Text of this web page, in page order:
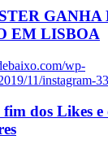
GANHA
EM LISBOA
wp-
11/instagram-
dos Likes e